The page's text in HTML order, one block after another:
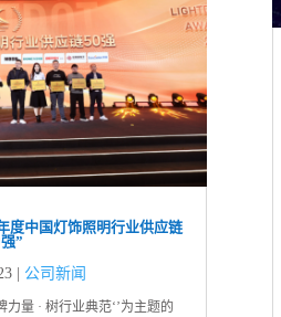
度中国灯饰照明行业供应链
”
公司新闻
量 · 树行业典范‘’为主题的